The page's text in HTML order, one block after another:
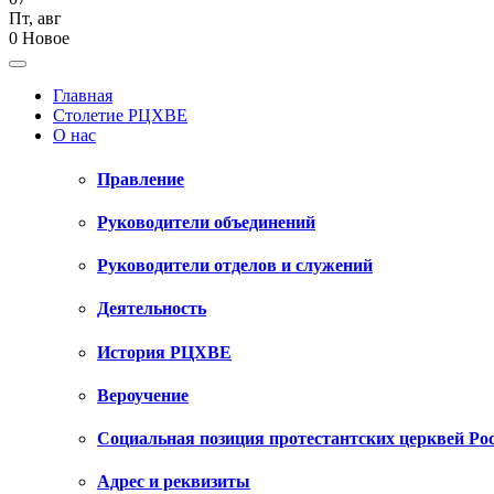
Пт, авг
0 Новое
Главная
Столетие РЦХВЕ
О нас
Правление
Руководители объединений
Руководители отделов и служений
Деятельность
История РЦХВЕ
Вероучение
Социальная позиция протестантских церквей
Адрес и реквизиты